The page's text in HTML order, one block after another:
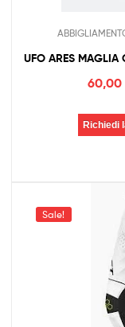
UFO ARES
60,00
Richiedi
Sale!